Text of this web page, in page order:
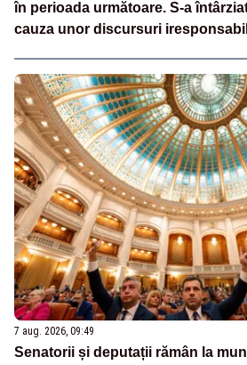
în perioada următoare. S-a
cauza unor discursuri
7 aug. 2026, 09:49
Senatorii și deputații rămân la